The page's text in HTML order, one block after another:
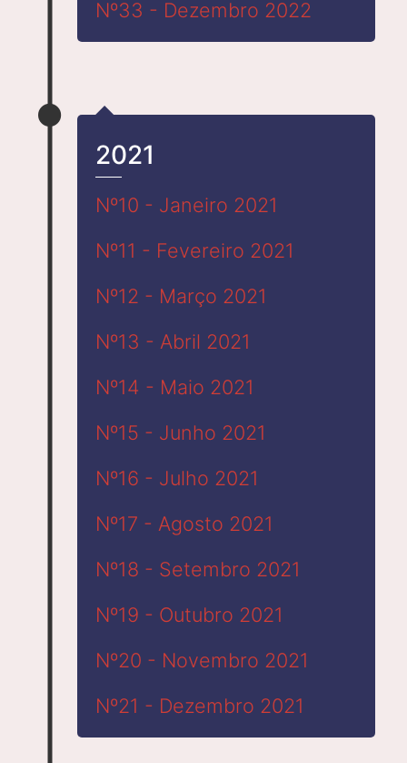
Nº33 - Dezembro 2022
2021
Nº10 - Janeiro 2021
Nº11 - Fevereiro 2021
Nº12 - Março 2021
Nº13 - Abril 2021
Nº14 - Maio 2021
Nº15 - Junho 2021
Nº16 - Julho 2021
Nº17 - Agosto 2021
Nº18 - Setembro 2021
Nº19 - Outubro 2021
Nº20 - Novembro 2021
Nº21 - Dezembro 2021